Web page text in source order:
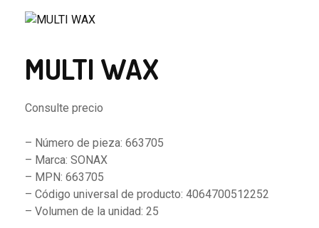
MULTI WAX
Consulte precio
– Número de pieza: 663705
– Marca: SONAX
– MPN: 663705
– Código universal de producto: 4064700512252
– Volumen de la unidad: 25